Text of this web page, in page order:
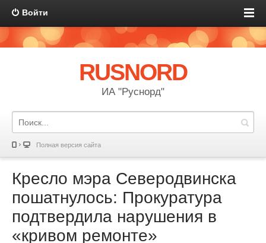
Войти
RUSNORD
ИА "Руснорд"
Полная версия сайта
Кресло мэра Северодвинска
пошатнулось: Прокуратура
подтвердила нарушения в
«кривом ремонте»